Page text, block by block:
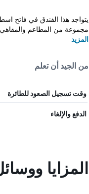
يتواجد هذا الفندق في فاتح
مجموعة من المطاعم
المزيد
من الجيد أن تعلم
وقت تسجيل الصعود للطائرة
الدفع والإلغاء
المزايا